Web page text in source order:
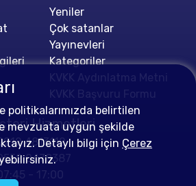
Yeniler
Çok satanlar
Yayınevleri
Kategoriler
Hizmetleri
4813112
0478387
- 17:00
belirtilen
mevzuata uygun şekilde
Detaylı bilgi için Çerez